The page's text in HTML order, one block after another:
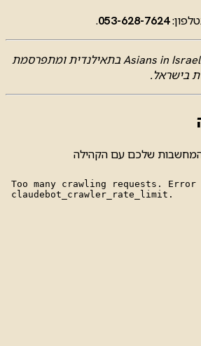
053-628-7624
.
המודעה הועברה לאתר Asians in Israel בתאילנדית ומתפרסמת
בישראל.
שלכם עם הקהילה